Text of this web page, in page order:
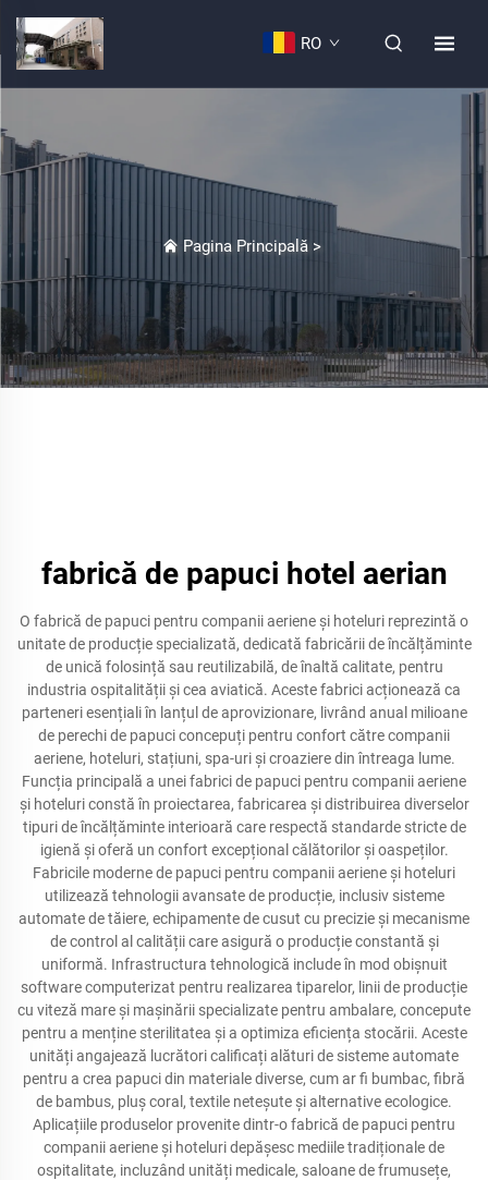
RO
Pagina Principală >
fabrică de papuci hotel aerian
O fabrică de papuci pentru companii aeriene și hoteluri reprezintă o
unitate de producție specializată, dedicată fabricării de încălțăminte
de unică folosință sau reutilizabilă, de înaltă calitate, pentru
industria ospitalității și cea aviatică. Aceste fabrici acționează ca
parteneri esențiali în lanțul de aprovizionare, livrând anual milioane
de perechi de papuci concepuți pentru confort către companii
aeriene, hoteluri, stațiuni, spa-uri și croaziere din întreaga lume.
Funcția principală a unei fabrici de papuci pentru companii aeriene
și hoteluri constă în proiectarea, fabricarea și distribuirea diverselor
tipuri de încălțăminte interioară care respectă standarde stricte de
igienă și oferă un confort excepțional călătorilor și oaspeților.
Fabricile moderne de papuci pentru companii aeriene și hoteluri
utilizează tehnologii avansate de producție, inclusiv sisteme
automate de tăiere, echipamente de cusut cu precizie și mecanisme
de control al calității care asigură o producție constantă și
uniformă. Infrastructura tehnologică include în mod obișnuit
software computerizat pentru realizarea tiparelor, linii de producție
cu viteză mare și mașinării specializate pentru ambalare, concepute
pentru a menține sterilitatea și a optimiza eficiența stocării. Aceste
unități angajează lucrători calificați alături de sisteme automate
pentru a crea papuci din materiale diverse, cum ar fi bumbac, fibră
de bambus, pluș coral, textile neteșute și alternative ecologice.
Aplicațiile produselor provenite dintr-o fabrică de papuci pentru
companii aeriene și hoteluri depășesc mediile tradiționale de
ospitalitate, incluzând unități medicale, saloane de frumusețe,